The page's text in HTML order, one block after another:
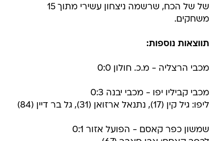
של של הכח, שרשמה ניצחון עשירי מתוך 15
משחקים.
תווצאות נוספות:
מכבי הרצליה - מ.כ. חולון 0:0
מכבי קביליו יפו - מכבי יבנה 0:3
ליפו: גיל קין (17), נתנאל ארזואן (31), גל בר דיין (84)
שמשון כפר קאסם - הפועל אזור 0:1